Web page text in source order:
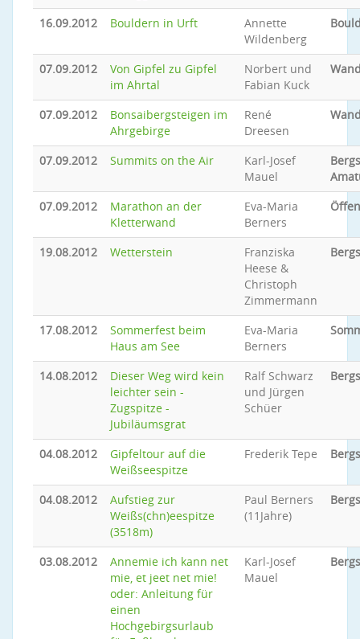
16.09.2012 Bouldern in Urft
Annette
Wildenberg
07.09.2012
Von Gipfel zu Gipfel
im Ahrtal
Norbert und
Fabian Kuck
07.09.2012
Bonsaibergsteigen im
Ahrgebirge
René
Dreesen
07.09.2012 Summits on the Air
Karl-Josef
Mauel
07.09.2012
Marathon an der
Kletterwand
Eva-Maria
Berners
19.08.2012 Wetterstein
Franziska
Heese &
Christoph
Zimmermann
17.08.2012
Sommerfest beim
Haus am See
Eva-Maria
Berners
14.08.2012
Dieser Weg wird kein
leichter sein -
Zugspitze -
Jubiläumsgrat
Ralf Schwarz
und Jürgen
Schüer
04.08.2012
Gipfeltour auf die
Weißseespitze
Frederik Tepe
04.08.2012
Aufstieg zur
Weißs(chn)eespitze
(3518m)
Paul Berners
(11Jahre)
03.08.2012
Annemie ich kann net
mie, et jeet net mie!
oder: Anleitung für
einen
Hochgebirgsurlaub
Karl-Josef
Mauel